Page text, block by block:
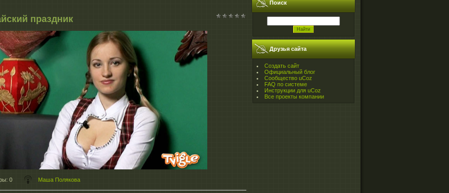
праздник
: 0 Маша Полякова
Поиск
Друзья сайта
Создать сайт
Официальный блог
Сообщество uCoz
FAQ по системе
Инструкции для uCoz
Все проекты компании